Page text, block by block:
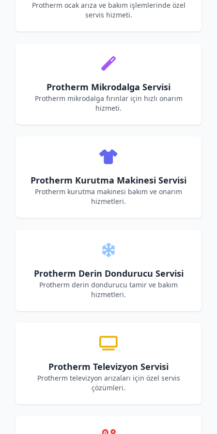
Protherm ocak arıza ve bakım işlemlerinde özel
servis hizmeti.
Protherm Mikrodalga Servisi
Protherm mikrodalga fırınlar için hızlı onarım
hizmeti.
Protherm Kurutma Makinesi Servisi
Protherm kurutma makinesi bakım ve onarım
hizmetleri.
Protherm Derin Dondurucu Servisi
Protherm derin dondurucu tamir ve bakım
hizmetleri.
Protherm Televizyon Servisi
Protherm televizyon arızaları için özel servis
çözümleri.